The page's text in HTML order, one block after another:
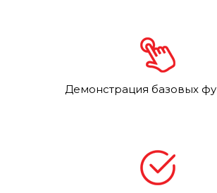
Демонстрация базовых